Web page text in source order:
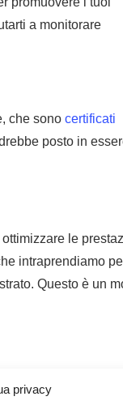
privacy
a monitorare
che sono certificati
posto in
le
intraprendiamo
Questo è un
di informazioni per